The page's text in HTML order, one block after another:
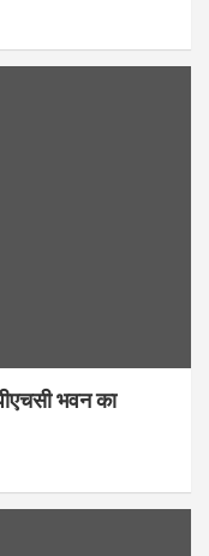
भवन का